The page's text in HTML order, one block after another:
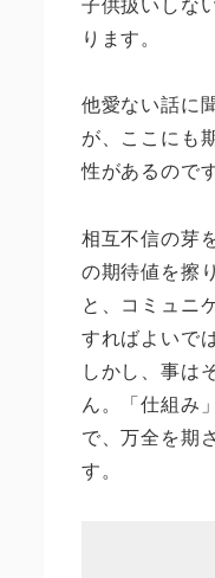
ります。
他愛ない話に
が、ここにも
性があるのです
相互不信の芽
の期待値を擦
と、コミュニ
すればよいで
しかし、事は
ん。「仕組み
で、万全を期
す。